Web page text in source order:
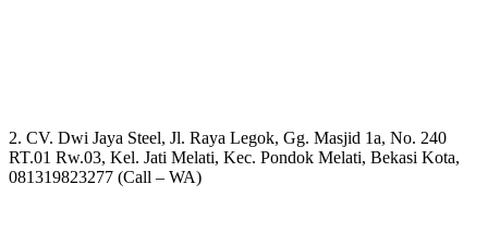
2. CV. Dwi Jaya Steel, Jl. Raya Legok, Gg. Masjid 1a, No. 240
RT.01 Rw.03, Kel. Jati Melati, Kec. Pondok Melati, Bekasi Kota,
081319823277 (Call – WA)